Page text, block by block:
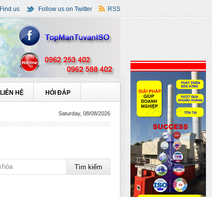
Find us Follow us on Twitter RSS
LIÊN HỆ HỎI ĐÁP
Saturday, 08/08/2026